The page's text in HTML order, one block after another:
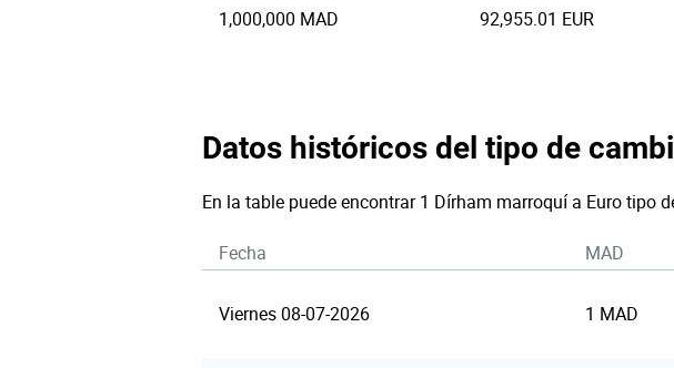
1,000,000 MAD 92,955.01 EUR
Datos históricos del tipo de
En la table puede encontrar 1 Dírham marroquí a Euro tipo
Fecha MAD
Viernes 08-07-2026 1 MAD